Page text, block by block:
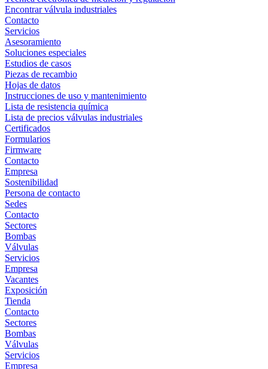
Encontrar válvula industriales
Contacto
Servicios
Asesoramiento
Soluciones especiales
Estudios de casos
Piezas de recambio
Hojas de datos
Instrucciones de uso y mantenimiento
Lista de resistencia química
Lista de precios válvulas industriales
Certificados
Formularios
Firmware
Contacto
Empresa
Sostenibilidad
Persona de contacto
Sedes
Contacto
Sectores
Bombas
Válvulas
Servicios
Empresa
Vacantes
Exposición
Tienda
Contacto
Sectores
Bombas
Válvulas
Servicios
Empresa